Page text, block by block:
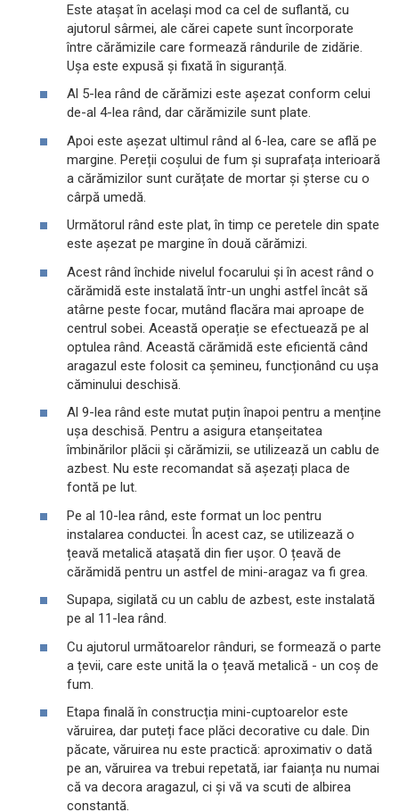
Este atașat în același mod ca cel de suflantă, cu
ajutorul sârmei, ale cărei capete sunt încorporate
între cărămizile care formează rândurile de zidărie.
Ușa este expusă și fixată în siguranță.
Al 5-lea rând de cărămizi este așezat conform celui
de-al 4-lea rând, dar cărămizile sunt plate.
Apoi este așezat ultimul rând al 6-lea, care se află pe
margine. Pereții coșului de fum și suprafața interioară
a cărămizilor sunt curățate de mortar și șterse cu o
cârpă umedă.
Următorul rând este plat, în timp ce peretele din spate
este așezat pe margine în două cărămizi.
Acest rând închide nivelul focarului și în acest rând o
cărămidă este instalată într-un unghi astfel încât să
atârne peste focar, mutând flacăra mai aproape de
centrul sobei. Această operație se efectuează pe al
optulea rând. Această cărămidă este eficientă când
aragazul este folosit ca șemineu, funcționând cu ușa
căminului deschisă.
Al 9-lea rând este mutat puțin înapoi pentru a menține
ușa deschisă. Pentru a asigura etanșeitatea
îmbinărilor plăcii și cărămizii, se utilizează un cablu de
azbest. Nu este recomandat să așezați placa de
fontă pe lut.
Pe al 10-lea rând, este format un loc pentru
instalarea conductei. În acest caz, se utilizează o
țeavă metalică atașată din fier ușor. O țeavă de
cărămidă pentru un astfel de mini-aragaz va fi grea.
Supapa, sigilată cu un cablu de azbest, este instalată
pe al 11-lea rând.
Cu ajutorul următoarelor rânduri, se formează o parte
a țevii, care este unită la o țeavă metalică - un coș de
fum.
Etapa finală în construcția mini-cuptoarelor este
văruirea, dar puteți face plăci decorative cu dale. Din
păcate, văruirea nu este practică: aproximativ o dată
pe an, văruirea va trebui repetată, iar faianța nu numai
că va decora aragazul, ci și vă va scuti de albirea
constantă.